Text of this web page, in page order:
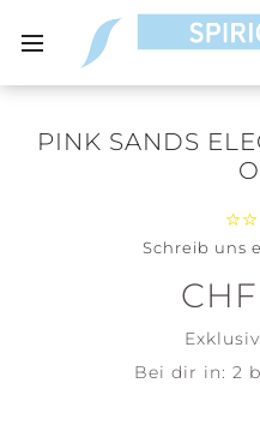
PINK SANDS
Schreib uns
Bei dir in: 2